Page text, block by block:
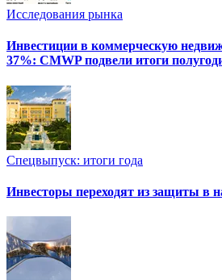
Исследования рынка
Инвестиции в коммерческую
37%: CMWP подвели итоги
Спецвыпуск: итоги года
Инвесторы переходят из защиты в